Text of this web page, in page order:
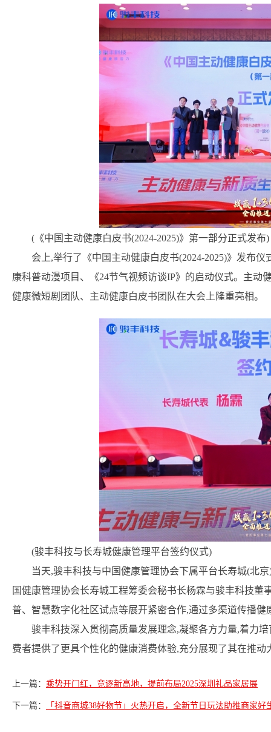
(《中国主动健康白皮书(2024-2025)》第一部分正式发布)
会上,举行了《中国主动健康白皮书(2024-2025)》发布
康科普动漫项目、《24节气视频访谈IP》的启动仪式。主动
健康微短剧团队、主动健康白皮书团队在大会上隆重亮相。
(骏丰科技与长寿城健康管理平台签约仪式)
当天,骏丰科技与中国健康管理协会下属平台长寿城(北
国健康管理协会长寿城工程筹委会秘书长杨霖与骏丰科技
普、智慧数字化社区试点等展开紧密合作,通过多渠道传播健
骏丰科技深入贯彻高质量发展理念,凝聚各方力量,着力
费者提供了更具个性化的健康消费体验,充分展现了其在推
上一篇： 乘势开门红，竞逐新高地，提前布局2025深圳礼品家居展
下一篇： 「抖音商城38好物节」火热开启，全新节日玩法助推商家好